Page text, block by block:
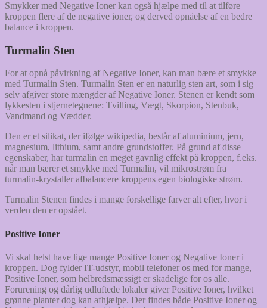
Smykker med Negative Ioner kan også hjælpe med til at tilføre
kroppen flere af de negative ioner, og derved opnåelse af en bedre
balance i kroppen.
Turmalin Sten
For at opnå påvirkning af Negative Ioner, kan man bære et smykke
med Turmalin Sten. Turmalin Sten er en naturlig sten art, som i sig
selv afgiver store mængder af Negative Ioner. Stenen er kendt som
lykkesten i stjernetegnene: Tvilling, Vægt, Skorpion, Stenbuk,
Vandmand og Vædder.
Den er et silikat, der ifølge wikipedia, består af aluminium, jern,
magnesium, lithium, samt andre grundstoffer. På grund af disse
egenskaber, har turmalin en meget gavnlig effekt på kroppen, f.eks.
når man bærer et smykke med Turmalin, vil mikrostrøm fra
turmalin-krystaller afbalancere kroppens egen biologiske strøm.
Turmalin Stenen findes i mange forskellige farver alt efter, hvor i
verden den er opstået.
Positive Ioner
Vi skal helst have lige mange Positive Ioner og Negative Ioner i
kroppen. Dog fylder IT-udstyr, mobil telefoner os med for mange,
Positive Ioner, som helbredsmæssigt er skadelige for os alle.
Forurening og dårlig udluftede lokaler giver Positive Ioner, hvilket
grønne planter dog kan afhjælpe. Der findes både Positive Ioner og